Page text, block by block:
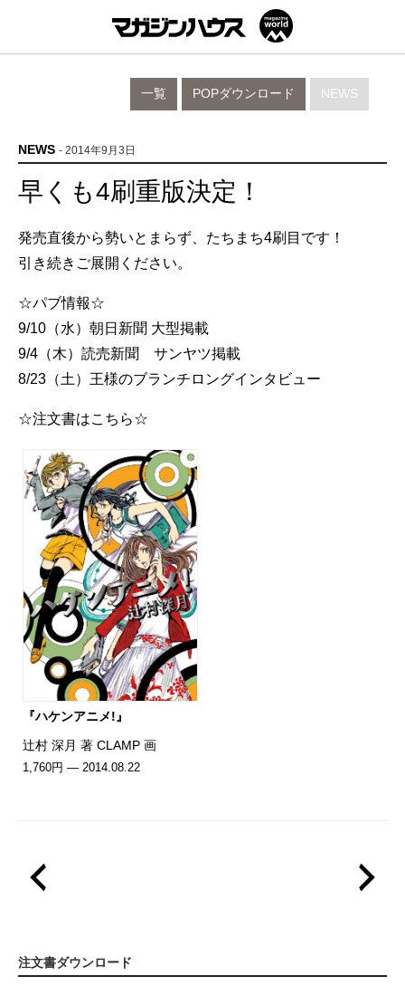
NEWS
POPダウンロード
一覧
NEWS - 2014年9月3日
早くも4刷重版決定！
発売直後から勢いとまらず、たちまち4刷目です！
引き続きご展開ください。
☆パブ情報☆
9/10（水）朝日新聞 大型掲載
9/4（木）読売新聞 サンヤツ掲載
8/23（土）王様のブランチロングインタビュー
☆注文書はこちら☆
『ハケンアニメ!』
辻村 深月 著 CLAMP 画
1,760円 — 2014.08.22
注文書ダウンロード